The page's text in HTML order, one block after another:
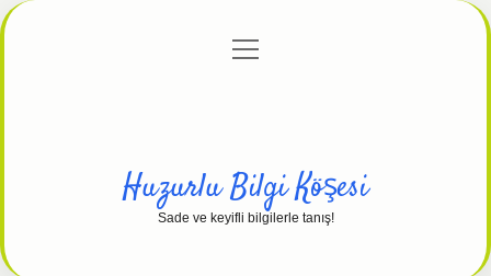
Gizlilik Politikası
menüyü
Huzurlu Bilgi Köşesi
Sade ve keyifli bilgilerle tanış!